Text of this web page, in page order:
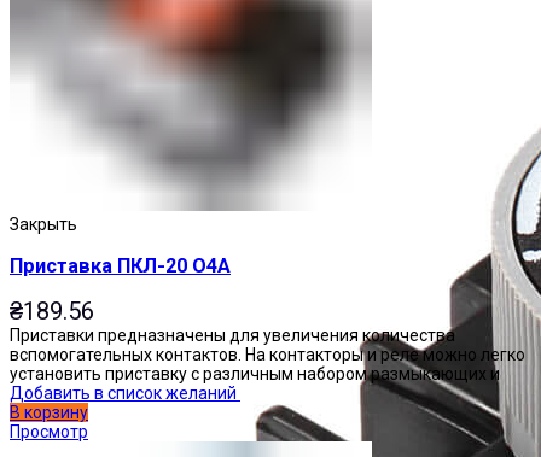
Закрыть
Приставка ПКЛ-20 О4А
₴189.56
Приставки предназначены для увеличения количества
вспомогательных контактов. На контакторы и реле можно легко
установить приставку с различным набором размыкающих и
Добавить в список желаний
В корзину
Просмотр